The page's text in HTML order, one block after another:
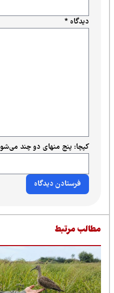
دیدگاه*
کپچا: پنج منهای دو چند می‌شود؟*
مرتبط